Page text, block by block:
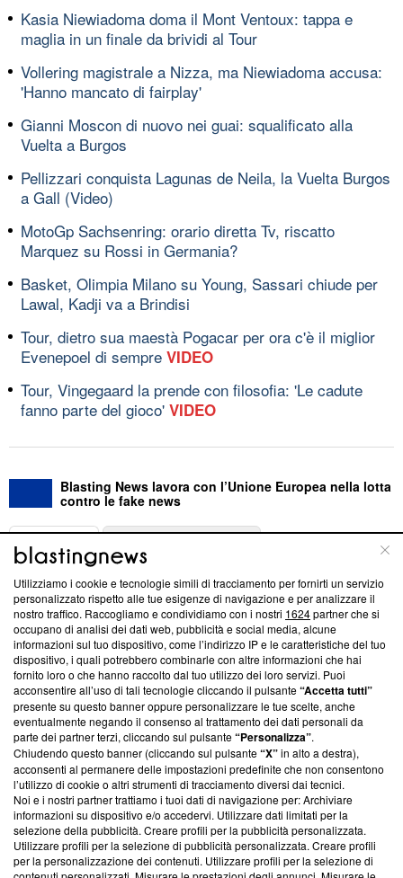
Kasia Niewiadoma doma il Mont Ventoux: tappa e
maglia in un finale da brividi al Tour
Vollering magistrale a Nizza, ma Niewiadoma accusa:
'Hanno mancato di fairplay'
Gianni Moscon di nuovo nei guai: squalificato alla
Vuelta a Burgos
Pellizzari conquista Lagunas de Neila, la Vuelta Burgos
a Gall (Video)
MotoGp Sachsenring: orario diretta Tv, riscatto
Marquez su Rossi in Germania?
Basket, Olimpia Milano su Young, Sassari chiude per
Lawal, Kadji va a Brindisi
Tour, dietro sua maestà Pogacar per ora c'è il miglior
Evenepoel di sempre VIDEO
Tour, Vingegaard la prende con filosofia: 'Le cadute
fanno parte del gioco' VIDEO
Blasting News lavora con l’Unione Europea nella lotta
contro le fake news
ABOUT
Questa sezione offre informazioni trasparenti su Blasting
News, sui nostri processi editoriali e su come ci impegniamo a
creare news di qualità. Inoltre, afferma la nostra aderenza a
‘Trust Project - News with Integrity’Blasting News non è
ancora membro del programma, ma ha richiesto di farne
parte; Trust Project non ha ancora effettuato una verifica di
conformità agli standard.
Su di noi
Team editoriale
Corporate
Redazione
Informativa Privacy
Utilizziamo i cookie e tecnologie simili di tracciamento per fornirti un servizio
personalizzato rispetto alle tue esigenze di navigazione e per analizzare il
nostro traffico. Raccogliamo e condividiamo con i nostri 1624partner che si
occupano di analisi dei dati web, pubblicità e social media, alcune
informazioni sul tuo dispositivo, come l’indirizzo IP e le caratteristiche del tuo
dispositivo, i quali potrebbero combinarle con altre informazioni che hai
fornito loro o che hanno raccolto dal tuo utilizzo dei loro servizi. Puoi
acconsentire all’uso di tali tecnologie cliccando il pulsante“Accetta tutti”
presente su questo banner oppure personalizzare le tue scelte, anche
eventualmente negando il consenso al trattamento dei dati personali da
parte dei partner terzi, cliccando sul pulsante“Personalizza”.
Chiudendo questo banner (cliccando sul pulsante“X”in alto a destra),
acconsenti al permanere delle impostazioni predefinite che non consentono
l’utilizzo di cookie o altri strumenti di tracciamento diversi dai tecnici.
Noi e i nostri partner trattiamo i tuoi dati di navigazione per: Archiviare
informazioni su dispositivo e/o accedervi. Utilizzare dati limitati per la
selezione della pubblicità. Creare profili per la pubblicità personalizzata.
Utilizzare profili per la selezione di pubblicità personalizzata. Creare profili
per la personalizzazione dei contenuti. Utilizzare profili per la selezione di